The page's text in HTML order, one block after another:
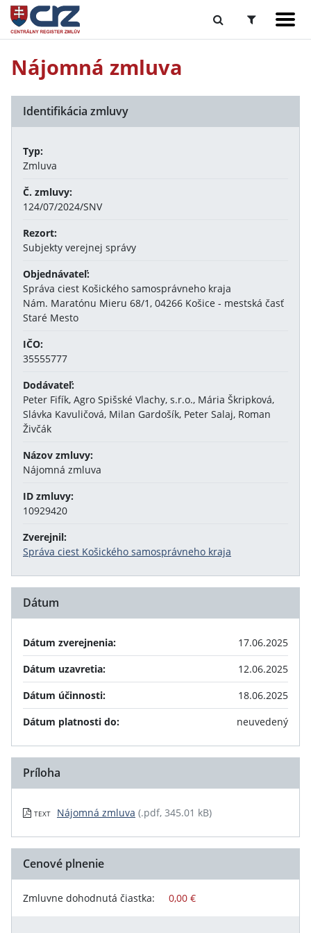
Nájomná zmluva
Identifikácia zmluvy
Typ:
Zmluva
Č. zmluvy:
124/07/2024/SNV
Rezort:
Subjekty verejnej správy
Objednávateľ:
Správa ciest Košického samosprávneho kraja
Nám. Maratónu Mieru 68/1, 04266 Košice - mestská časť
Staré Mesto
IČO:
35555777
Dodávateľ:
Peter Fifík, Agro Spišské Vlachy, s.r.o., Mária Škripková,
Slávka Kavuličová, Milan Gardošík, Peter Salaj, Roman
Živčák
Názov zmluvy:
Nájomná zmluva
ID zmluvy:
10929420
Zverejnil:
Správa ciest Košického samosprávneho kraja
Dátum
Dátum zverejnenia:
17.06.2025
Dátum uzavretia:
12.06.2025
Dátum účinnosti:
18.06.2025
Dátum platnosti do:
neuvedený
Príloha
TEXT Nájomná zmluva (.pdf, 345.01 kB)
Cenové plnenie
Zmluvne dohodnutá čiastka: 0,00 €